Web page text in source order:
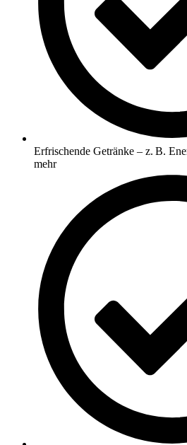
Erfrischende Getränke – z. B.
mehr